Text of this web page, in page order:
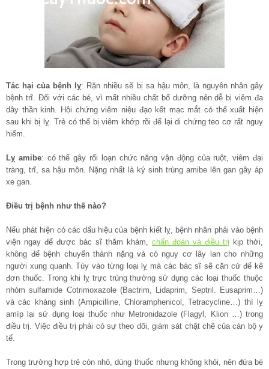
Tác hại của bệnh lỵ: Rặn nhiều sẽ bị sa hậu môn, là nguyên nhân gây
bệnh trĩ. Đối với các bé, vì mất nhiều chất bổ dưỡng nên dễ bị viêm đa
dây thần kinh. Hội chứng viêm niệu đạo kết mạc mắt có thể xuất hiện
sau khi bị lỵ. Trẻ có thể bị viêm khớp rồi để lại di chứng teo cơ rất nguy
hiểm.
Lỵ amibe: có thể gây rối loạn chức năng vận động của ruột, viêm đại
tràng, trĩ, sa hậu môn. Nặng nhất là ký sinh trùng amibe lên gan gây áp
xe gan.
Điều trị bệnh như thế nào?
Nếu phát hiện có các dấu hiệu của bệnh kiết lỵ, bệnh nhân phải vào bệnh
viện ngay để được bác sĩ thăm khám, chẩn đoán và điều trị kịp thời,
không để bệnh chuyển thành nặng và có nguy cơ lây lan cho những
người xung quanh. Tùy vào từng loại lỵ mà các bác sĩ sẽ căn cứ để kê
đơn thuốc. Trong khi lỵ trực trùng thường sử dụng các loại thuốc thuộc
nhóm sulfamide Cotrimoxazole (Bactrim, Lidaprim, Septril. Eusaprim…)
và các kháng sinh (Ampicilline, Chloramphenicol, Tetracycline…) thì lỵ
amíp lại sử dụng loại thuốc như Metronidazole (Flagyl, Klion …) trong
điều trị. Việc điều trị phải có sự theo dõi, giám sát chặt chẽ của cán bộ y
tế.
Trong trường hợp trẻ còn nhỏ, dùng thuốc nhưng không khỏi, nên đứa bé